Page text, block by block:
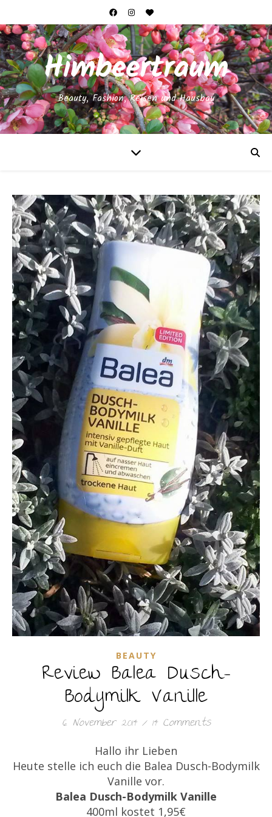
Himbeertraum
Beauty, Fashion, Reisen und Hausbau
BEAUTY
Review Balea Dusch-
Bodymilk Vanille
6. November 2014 / 14 Comments
Hallo ihr Lieben
Heute stelle ich euch die Balea Dusch-Bodymilk
Vanille vor.
Balea Dusch-Bodymilk Vanille
400ml kostet 1,95€